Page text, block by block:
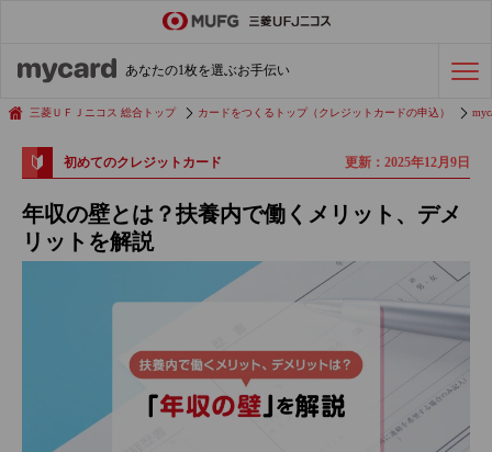
あなたの1枚を選ぶお手伝い
会社経費の支払い 効率化術
三菱ＵＦＪニコス 総合トップ カードをつくるトップ（クレジットカードの申込）
初めてのクレジットカード 更新：2025年12月9日
年収の壁とは？扶養内で働くメリット、デメ
リットを解説